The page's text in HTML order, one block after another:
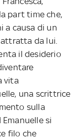
part time che,
a causa di un
attratta da lui.
il desiderio
vita
una scrittrice
sulla
si
filo che